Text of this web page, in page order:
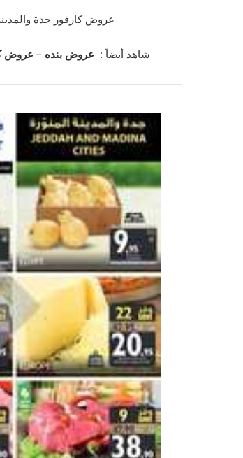
عروض كارفور جدة والمدينة الأسبوعية 13 ديسمبر 2023 الموافق 29 جمادى الأولى 1445. تابعوا عروض
شاهد أيضاً : عروض بنده – عروض